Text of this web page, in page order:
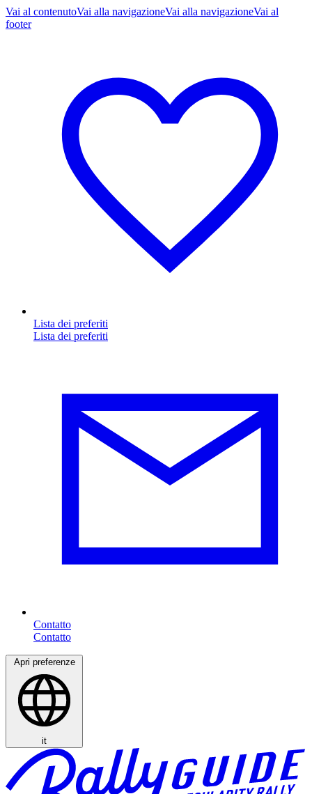
Vai al contenutoVai alla navigazioneVai alla navigazioneVai al
footer
Lista dei preferiti
Contatto
Apri preferenze
it